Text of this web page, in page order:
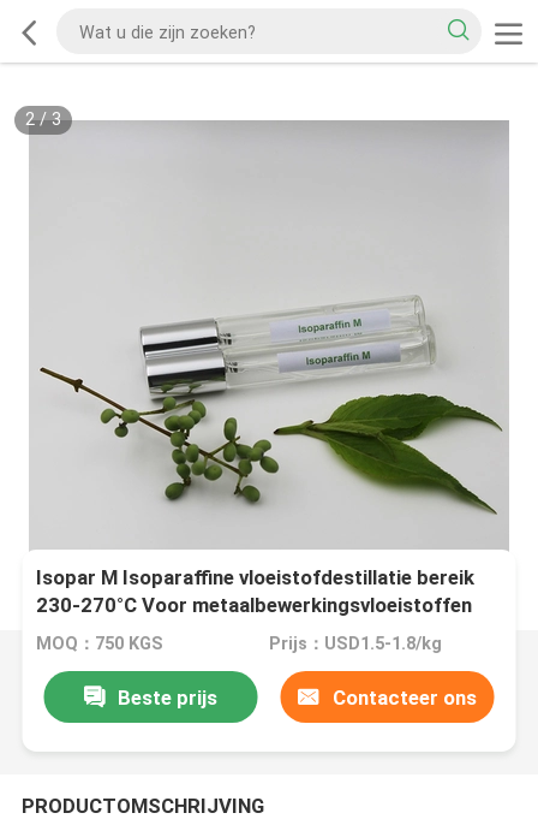
2/3
Isopar M Isoparaffine vloeistofdestillatie bereik
230-270°C Voor metaalbewerkingsvloeistoffen
MOQ：750 KGS Prijs：USD1.5-1.8/kg
Beste prijs Contacteer ons
PRODUCTOMSCHRIJVING